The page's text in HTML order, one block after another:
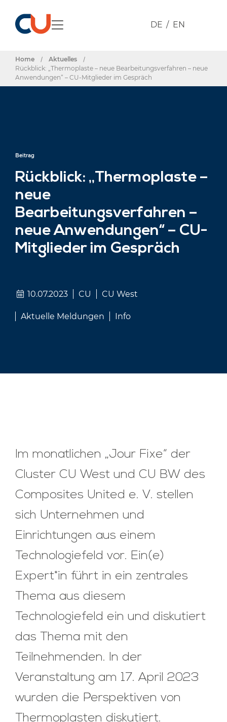
DE EN
Home / Aktuelles
/
Rückblick: „Thermoplaste – neue Bearbeitungsverfahren – neue
Anwendungen“ – CU-Mitglieder im Gespräch
Beitrag
Rückblick: „Thermoplaste –
neue
Bearbeitungsverfahren –
neue Anwendungen“ – CU-
Mitglieder im Gespräch
10.07.2023 CU CU West
Aktuelle Meldungen Info
Im monatlichen „Jour Fixe“ der
Cluster CU West und CU BW des
Composites United e. V. stellen
sich Unternehmen und
Einrichtungen aus einem
Technologiefeld vor. Ein(e)
Expert*in führt in ein zentrales
Thema aus diesem
Technologiefeld ein und diskutiert
das Thema mit den
Teilnehmenden. In der
Veranstaltung am 17. April 2023
wurden die Perspektiven von
Thermoplasten diskutiert.